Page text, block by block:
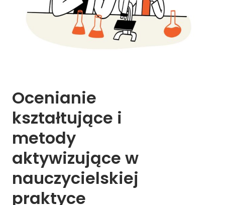
Ocenianie
kształtujące i
metody
aktywizujące w
nauczycielskiej
praktyce